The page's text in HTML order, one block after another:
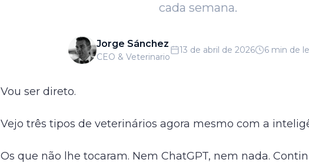
cada semana.
Jorge Sánchez
CEO & Veterinario
13 de abril de 2026 6 min de
Vou ser direto.
Vejo três tipos de veterinários agora mesmo com a
Os que não lhe tocaram. Nem ChatGPT, nem nada.